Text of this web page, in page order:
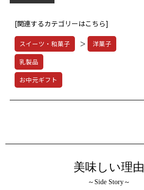
[関連するカテゴリーはこちら]
スイーツ・和菓子 ＞
洋菓子
乳製品
お中元ギフト
美味しい理由
～Side Story～